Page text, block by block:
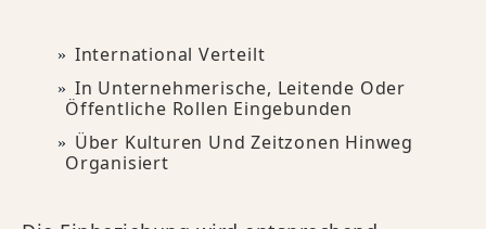
International Verteilt
In Unternehmerische, Leitende Oder
Öffentliche Rollen Eingebunden
Über Kulturen Und Zeitzonen Hinweg
Organisiert